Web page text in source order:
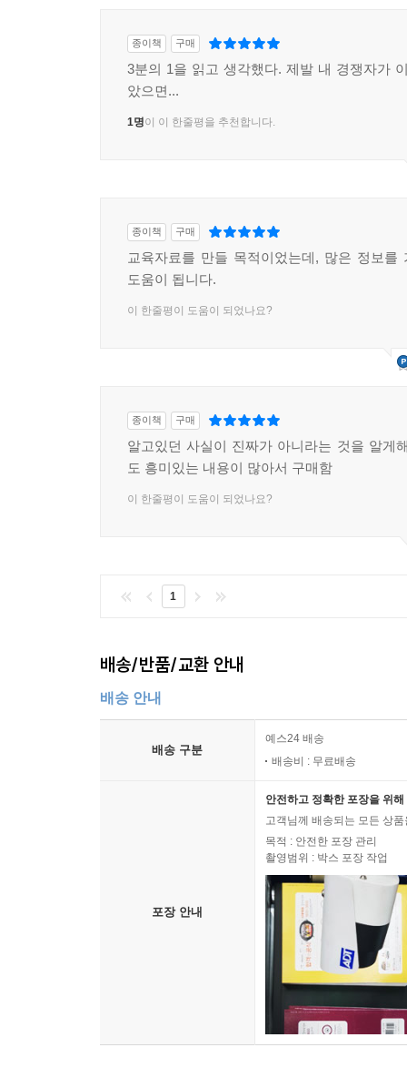
종이책 구매
3분의 1을 읽고 생각했다. 제발 내 경쟁자가
았으면...
1명이 이 한줄평을 추천합니다.
종이책 구매
교육자료를 만들 목적이었는데, 많은 정보를
도움이 됩니다.
이 한줄평이 도움이 되었나요?
종이책 구매
알고있던 사실이 진짜가 아니라는 것을 알게
도 흥미있는 내용이 많아서 구매함
이 한줄평이 도움이 되었나요?
1
배송/반품/교환 안내
배송 안내
배송 구분
예스24 배송
배송비 : 무료배송
포장 안내
안전하고 정확한 포장을 위
고객님께 배송되는 모든 상
목적 : 안전한 포장 관리
촬영범위 : 박스 포장 작업